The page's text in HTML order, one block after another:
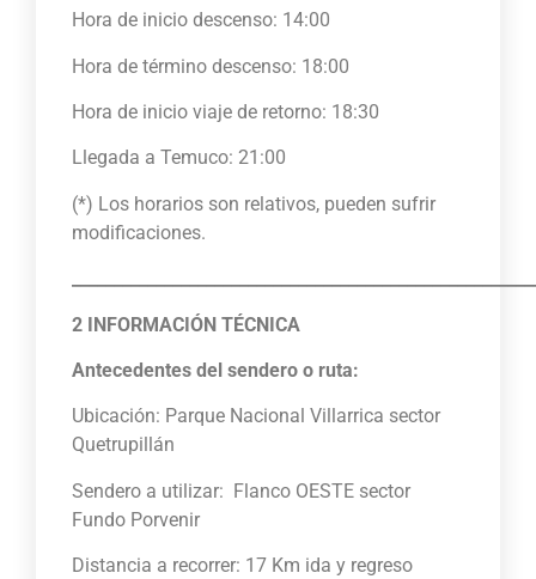
Hora de inicio descenso: 14:00
Hora de término descenso: 18:00
Hora de inicio viaje de retorno: 18:30
Llegada a Temuco: 21:00
(*) Los horarios son relativos, pueden sufrir
modificaciones.
2 INFORMACIÓN TÉCNICA
Antecedentes del sendero o ruta:
Ubicación: Parque Nacional Villarrica sector
Quetrupillán
Sendero a utilizar: Flanco OESTE sector
Fundo Porvenir
Distancia a recorrer: 17 Km ida y regreso